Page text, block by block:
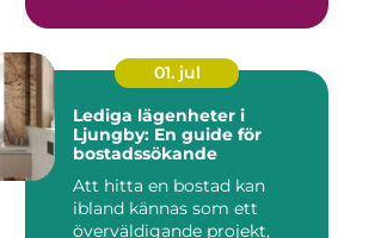
01. jul
Lediga lägenheter i
Ljungby: En guide för
bostadssökande
Att hitta en bostad kan
ibland kännas som ett
överväldigande projekt,